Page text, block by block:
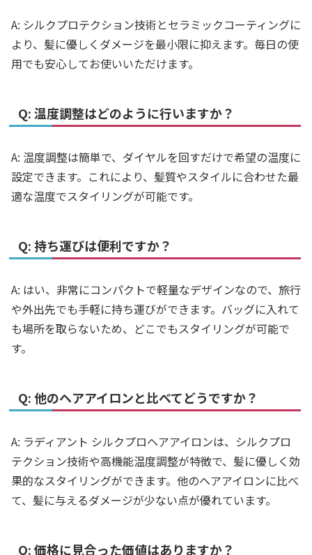
A: シルクプロテクション技術とセラミックコーティングに
より、髪に優しくダメージを最小限に抑えます。毎日の使
用でも安心してお使いいただけます。
Q: 温度調整はどのように行いますか？
A: 温度調整は簡単で、ダイヤルを回すだけで希望の温度に
設定できます。これにより、髪質やスタイルに合わせた最
適な温度でスタイリングが可能です。
Q: 持ち運びは便利ですか？
A: はい、非常にコンパクトで軽量なデザインなので、旅行
や外出先でも手軽に持ち運びができます。バッグに入れて
も場所を取らないため、どこでもスタイリングが可能で
す。
Q: 他のヘアアイロンと比べてどうですか？
A: ラディアント シルクプロヘアアイロンは、シルクプロ
テクション技術や高機能温度調整が特徴で、髪に優しく効
果的なスタイリングができます。他のヘアアイロンに比べ
て、髪に与えるダメージが少ない点が優れています。
Q: 価格に見合った価値はありますか？